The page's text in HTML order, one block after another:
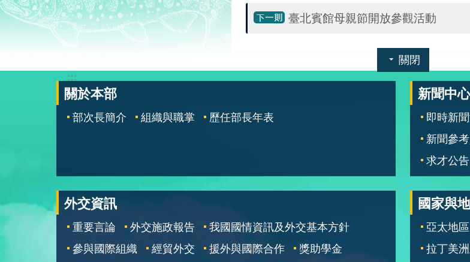
臺北賓館母親節開放參觀活動
關閉
:::
關於本部
部次長簡介 組織與職掌 歷任部長年表
新聞中心
即時新
新聞參
求才公告
外交資訊
重要言論 外交施政報告
我國國情資訊及外交基本方針
參與國際組織
經貿外交 援外與國際合作
獎助學金
國家與
亞太地區
拉丁美